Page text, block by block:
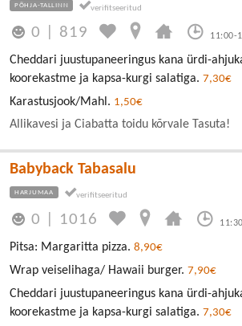
PÕHJA-TALLINN
0 819 11:00-
Cheddari juustupaneeringus kana ürdi-
koorekastme ja kapsa-kurgi salatiga. 7,30€
Karastusjook/Mahl. 1,50€
Allikavesi ja Ciabatta toidu kõrvale Tasuta!
Babyback Tabasalu
HARJUMAA
0 1016
Pitsa: Margaritta pizza. 8,90€
Wrap veiselihaga/ Hawaii burger. 7,90€
Cheddari juustupaneeringus kana ürdi-
koorekastme ja kapsa-kurgi salatiga. 7,30€